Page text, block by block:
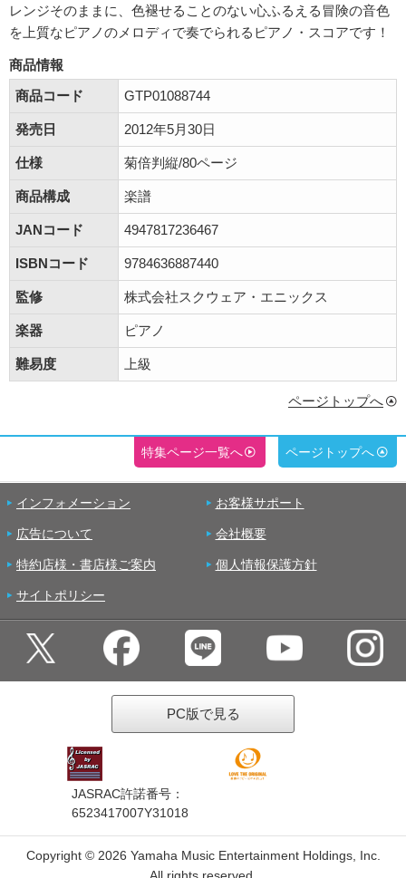
レンジそのままに、色褪せることのない心ふるえる冒険の音色
を上質なピアノのメロディで奏でられるピアノ・スコアです！
商品情報
商品コード
GTP01088744
発売日 2012年5月30日
仕様 菊倍判縦/80ページ
商品構成 楽譜
JANコード 4947817236467
ISBNコード 9784636887440
監修 株式会社スクウェア・エニックス
楽器 ピアノ
難易度 上級
ページトップへ
特集ページ一覧へ ページトップへ
インフォメーション お客様サポート
広告について 会社概要
特約店様・書店様ご案内 個人情報保護方針
サイトポリシー
PC版で見る
JASRAC許諾番号：
6523417007Y31018
Copyright © 2026 Yamaha Music Entertainment Holdings, Inc.